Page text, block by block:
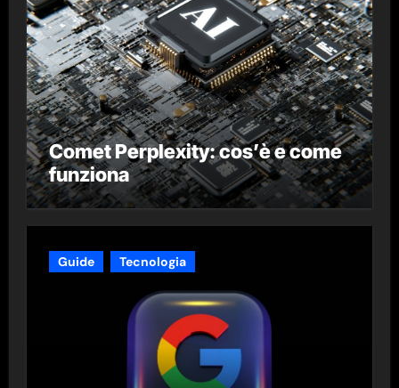
Comet Perplexity: cos’è e come
funziona
Guide Tecnologia